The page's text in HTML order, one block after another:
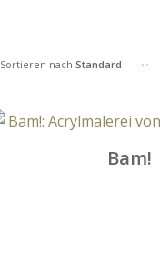
Sortieren nach Standard
Bam!